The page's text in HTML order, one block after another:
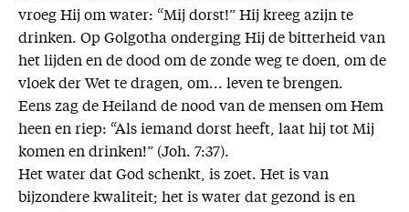
vroeg Hij om water: “Mij dorst!” Hij kreeg azijn te
drinken. Op Golgotha onderging Hij de bitterheid van
het lijden en de dood om de zonde weg te doen, om de
vloek der Wet te dragen, om... leven te brengen.
Eens zag de Heiland de nood van de mensen om Hem
heen en riep: “Als iemand dorst heeft, laat hij tot Mij
komen en drinken!” (Joh. 7:37).
Het water dat God schenkt, is zoet. Het is van
bijzondere kwaliteit; het is water dat gezond is en